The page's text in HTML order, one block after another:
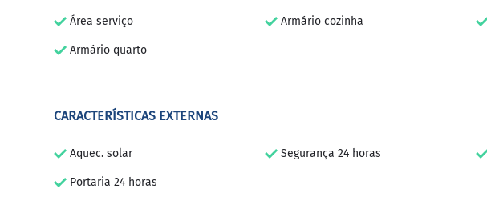
Área serviço Armário cozinha
Armário quarto
CARACTERÍSTICAS EXTERNAS
Aquec. solar Segurança 24 horas
Portaria 24 horas